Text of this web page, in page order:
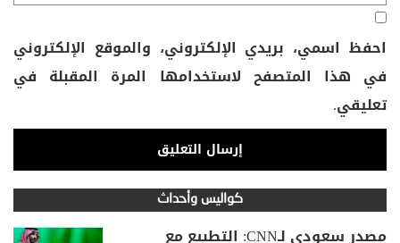
احفظ اسمي، بريدي الإلكتروني، والموقع الإلكتروني
في هذا المتصفح لاستخدامها المرة المقبلة في
تعليقي.
كواليس وأحداث
مصدر سعودي لـCNN: التطبيع مع